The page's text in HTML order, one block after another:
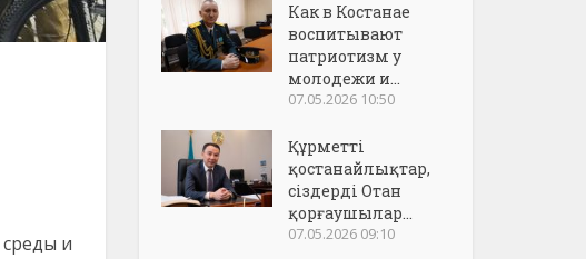
и
Как в Костанае
воспитывают
патриотизм у
молодежи и...
07.05.2026 10:50
Құрметті
қостанайлықтар,
сіздерді Отан
қорғаушылар...
07.05.2026 09:10